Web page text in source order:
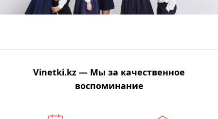
Vinetki.kz — Мы за качественное
воспоминание